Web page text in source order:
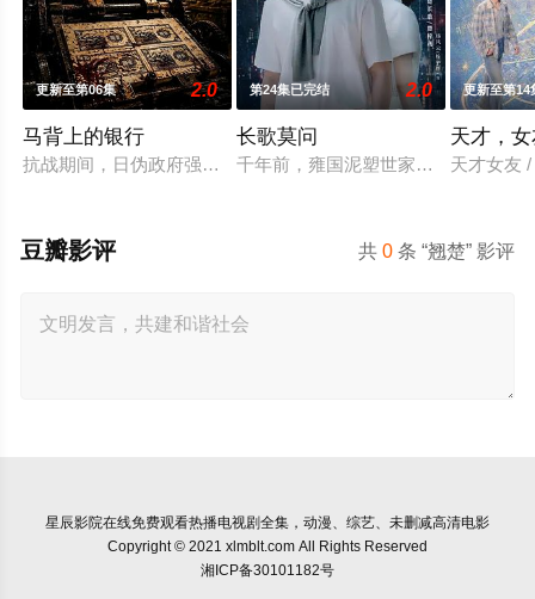
更新至第06集 2.0
马背上的银行
抗战期间，日伪政府强行推广、使用由“中国准备银行”发行的
第24集已完结 2.0
长歌莫问
千年前，雍国泥塑世家楚门因进贡的
更新至第14
天才，
天才女友
共0 条 “翘楚” 影评
豆瓣影评
星辰影院在线免费观看热播电视剧全集，动漫、综艺、未删减高清电影
Copyright © 2021 xlmblt.com All Rights Reserved
湘ICP备30101182号